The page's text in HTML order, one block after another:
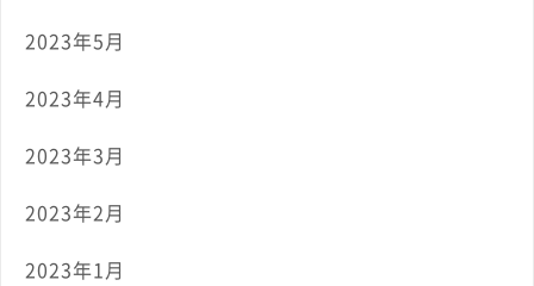
2023年5月
2023年4月
2023年3月
2023年2月
2023年1月